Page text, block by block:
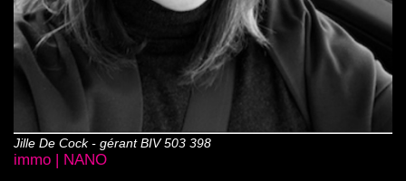
Jille De Cock - gérant BIV 503 398
immo | NANO